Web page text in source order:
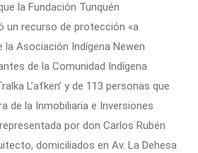
la Fundación Tunquén
un recurso de protección «a
Asociación Indígena Newen
de la Comunidad Indígena
L’afken’ y de 113 personas que
de la Inmobiliaria e Inversiones
por don Carlos Rubén
domiciliados en Av. La Dehesa